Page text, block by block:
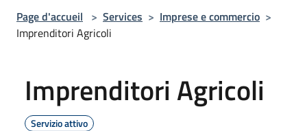
Page d'accueil > Services > Imprese e commercio >
Imprenditori Agricoli
Imprenditori Agricoli
Servizio attivo